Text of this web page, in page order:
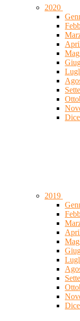
2020
2019